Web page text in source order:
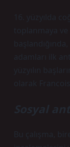
16. yüzyılda
toplanmaya
adamları ilk
yüzyılın
olarak
Sosyal
Bu çalışma,